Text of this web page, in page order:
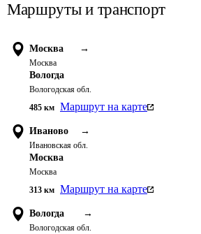
Маршруты и транспорт
Москва →
Москва
Вологда
Вологодская обл.
485 км Маршрут на карте
Иваново →
Ивановская обл.
Москва
Москва
313 км Маршрут на карте
Вологда →
Вологодская обл.